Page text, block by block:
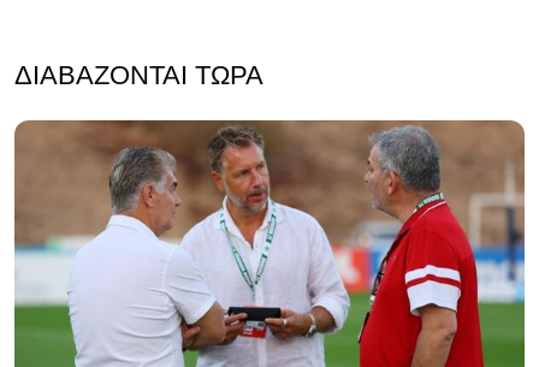
ΔΙΑΒΆΖΟΝΤΑΙ ΤΏΡΑ